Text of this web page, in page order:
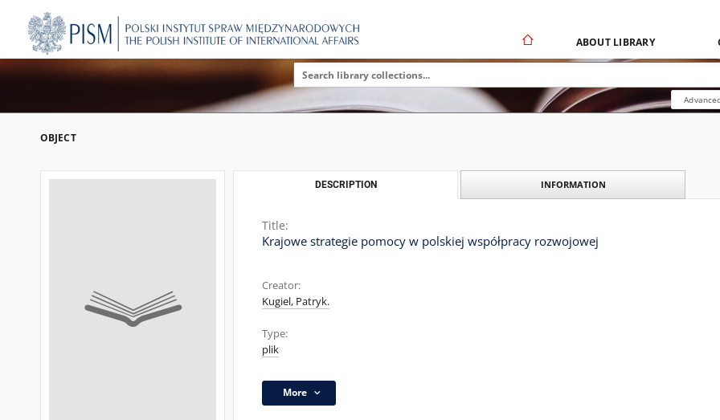
ABOUT LIBRARY
OBJECT
DESCRIPTION INFORMATION
Title:
Krajowe strategie pomocy w polskiej współpracy rozwojowej
Creator:
Kugiel, Patryk.
Type:
plik
More